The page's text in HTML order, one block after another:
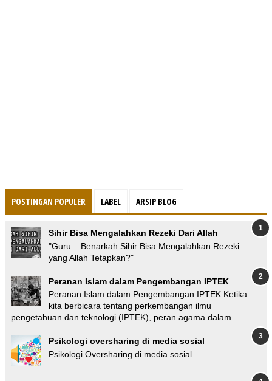
POSTINGAN POPULER LABEL ARSIP BLOG
Sihir Bisa Mengalahkan Rezeki Dari Allah
"Guru... Benarkah Sihir Bisa Mengalahkan Rezeki
yang Allah Tetapkan?"
Peranan Islam dalam Pengembangan IPTEK
Peranan Islam dalam Pengembangan IPTEK Ketika
kita berbicara tentang perkembangan ilmu
pengetahuan dan teknologi (IPTEK), peran agama dalam ...
Psikologi oversharing di media sosial
Psikologi Oversharing di media sosial